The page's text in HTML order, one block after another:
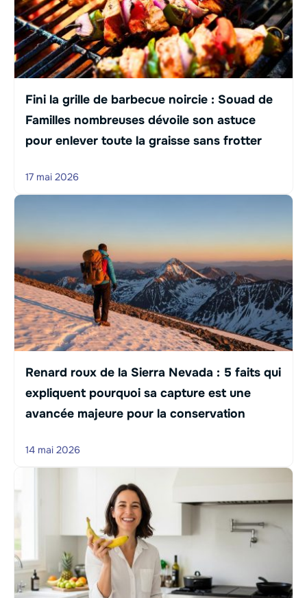
Fini la grille de barbecue noircie : Souad de
Familles nombreuses dévoile son astuce
pour enlever toute la graisse sans frotter
17 mai 2026
Renard roux de la Sierra Nevada : 5 faits qui
expliquent pourquoi sa capture est une
avancée majeure pour la conservation
14 mai 2026